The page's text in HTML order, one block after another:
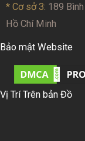
* Cơ sở 3: 189 Bình
Hồ Chí Minh
Bảo mật Website
Vị Trí Trên bản Đồ